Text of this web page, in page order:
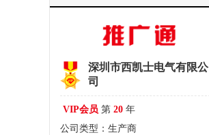
深圳市西凯士电气有限公
司
VIP会员 第 20 年
公司类型：生产商